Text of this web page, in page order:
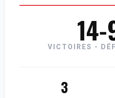
VICTOIRES -
3